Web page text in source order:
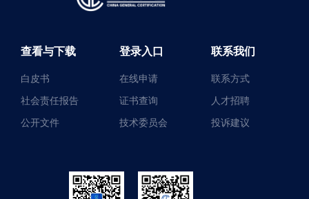
查看与下载
白皮书
社会责任报告
公开文件
登录入口
在线申请
证书查询
技术委员会
联系我们
联系方式
人才招聘
投诉建议